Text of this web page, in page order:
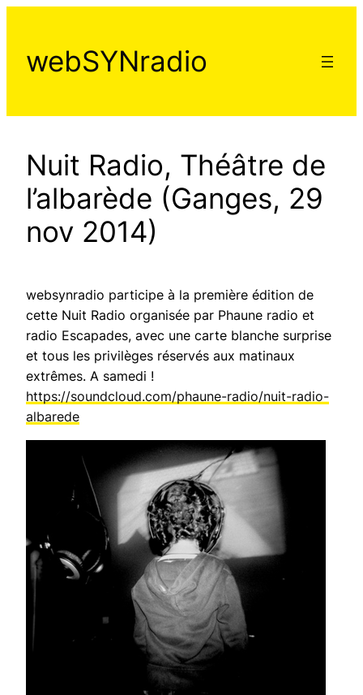
contenu
webSYNradio
Nuit Radio, Théâtre de
l’albarède (Ganges, 29
nov 2014)
websynradio participe à la première édition de
cette Nuit Radio organisée par Phaune radio et
radio Escapades, avec une carte blanche surprise
et tous les privilèges réservés aux matinaux
extrêmes. A samedi !
https://soundcloud.com/phaune-radio/nuit-radio-
albarede